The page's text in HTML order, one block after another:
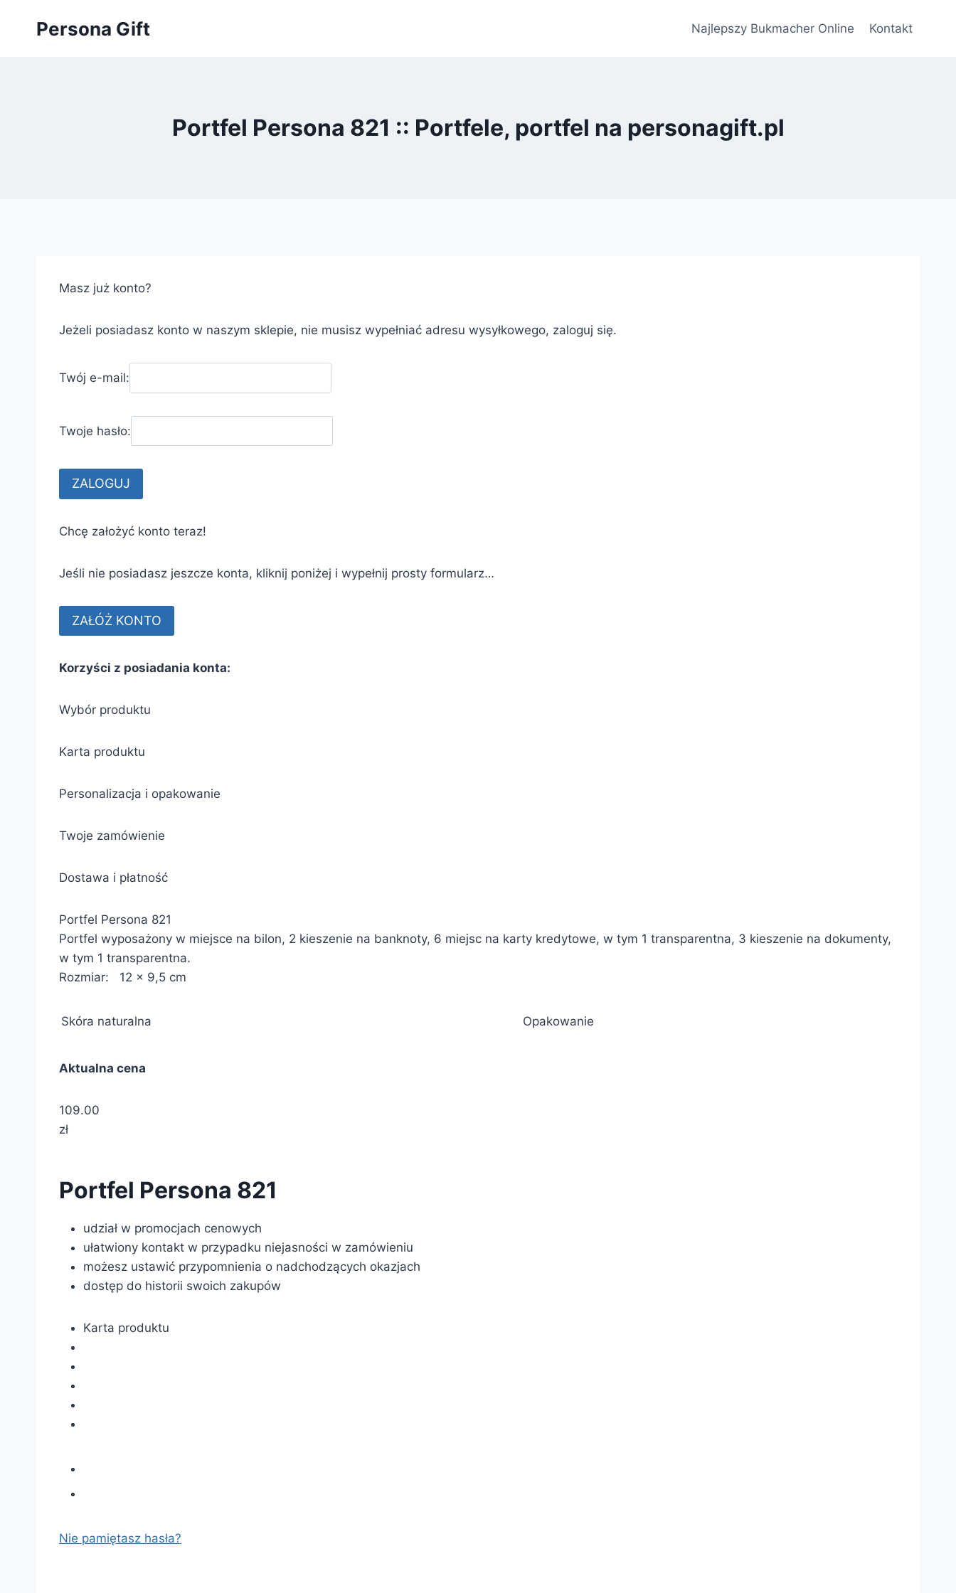
Persona Gift Najlepszy Bukmacher Online Kontakt
Portfel Persona 821 :: Portfele, portfel na personagift.pl
Masz już konto?
Jeżeli posiadasz konto w naszym sklepie, nie musisz wypełniać adresu wysyłkowego, zaloguj się.
Twój e-mail:
Twoje hasło:
Chcę założyć konto teraz!
Jeśli nie posiadasz jeszcze konta, kliknij poniżej i wypełnij prosty formularz…
Korzyści z posiadania konta:
Wybór produktu
Karta produktu
Personalizacja i opakowanie
Twoje zamówienie
Dostawa i płatność
Portfel Persona 821
Portfel wyposażony w miejsce na bilon, 2 kieszenie na banknoty, 6 miejsc na karty kredytowe, w tym 1 transparentna, 3 kieszenie na dokumenty,
w tym 1 transparentna.
Rozmiar: 12 x 9,5 cm
Skóra naturalna Opakowanie
Aktualna cena
109.00
zł
Portfel Persona 821
udział w promocjach cenowych
ułatwiony kontakt w przypadku niejasności w zamówieniu
możesz ustawić przypomnienia o nadchodzących okazjach
dostęp do historii swoich zakupów
Karta produktu
Nie pamiętasz hasła?